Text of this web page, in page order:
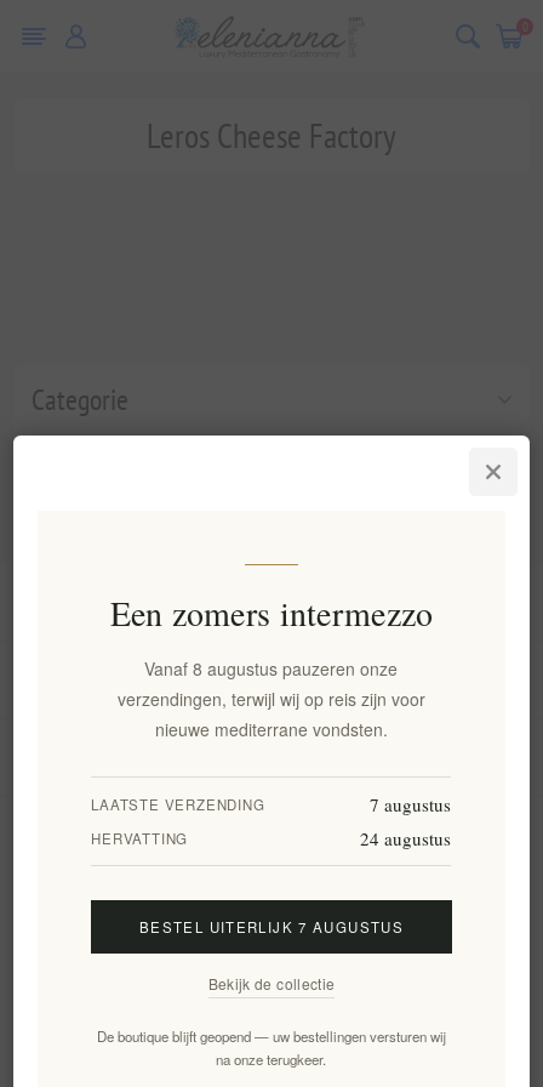
0
Categorie
Leros Cheese Factory
Informatie
Mijn account
Aanmelden Opzeggen
Een zomers intermezzo
Vanaf 8 augustus pauzeren onze
verzendingen, terwijl wij op reis zijn voor
nieuwe mediterrane vondsten.
LAATSTE VERZENDING 7 augustus
HERVATTING 24 augustus
BESTEL UITERLIJK 7 AUGUSTUS
Bekijk de collectie
De boutique blijft geopend — uw bestellingen versturen wij
na onze terugkeer.